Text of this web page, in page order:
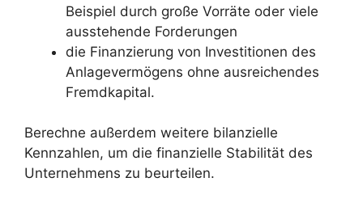
Beispiel durch große Vorräte oder viele
ausstehende Forderungen
die Finanzierung von Investitionen des
Anlagevermögens ohne ausreichendes
Fremdkapital.
Berechne außerdem weitere bilanzielle
Kennzahlen, um die finanzielle Stabilität des
Unternehmens zu beurteilen.